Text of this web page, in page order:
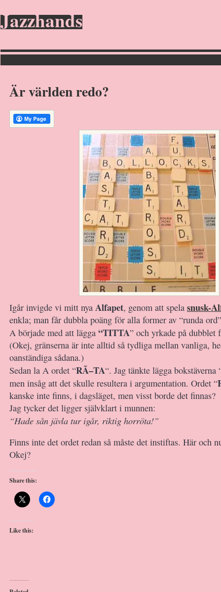
Jazzhands
Är världen redo?
Igår invigde vi mitt nya Alfapet, genom att spela snusk-
enkla; man får dubbla poäng för alla former av “runda
A började med att lägga “TITTA” och yrkade på dubblet
(Okej, gränserna är inte alltid så tydliga mellan vanliga,
oanständiga sådana.)
Sedan la A ordet “RÃ–TA“. Jag tänkte lägga bokstäverna
men insåg att det skulle resultera i argumentation. Ordet “
kanske inte finns, i dagsläget, men visst borde det finnas?
Jag tycker det ligger självklart i munnen:
“Hade sån jävla tur igår, riktig horröta!”
Finns inte det ordet redan så måste det instiftas. Här och
Okej?
Share this:
Like this: